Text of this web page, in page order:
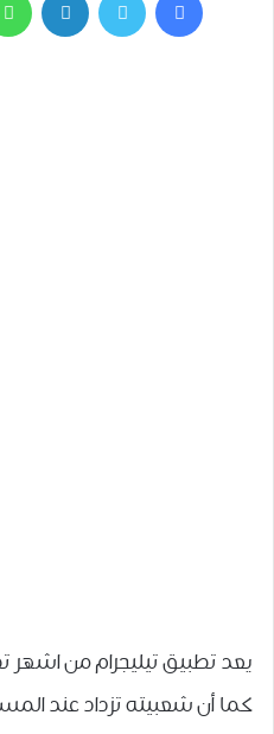
يعد تطبيق تيليجرام من اشهر
كما أن شعبيته تزداد عند